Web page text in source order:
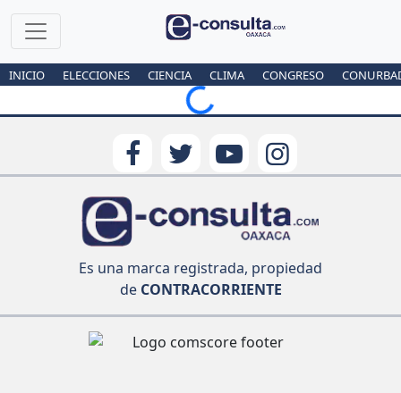
INICIO ELECCIONES CIENCIA CLIMA CONGRESO
Loading...
Es una marca registrada, propiedad
deCONTRACORRIENTE